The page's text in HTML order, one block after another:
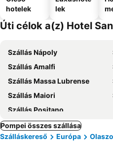
hotelek
lek
Úti célok a(z) Hotel
Szállás Nápoly
Szállás Amalfi
Szállás Massa Lubrense
Szállás Maiori
Szállás Positano
Pompei összes szállása
Szálláskereső
Európa